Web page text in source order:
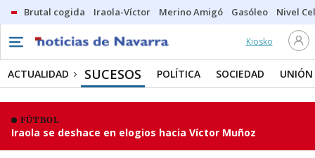
Brutal cogida Iraola-Víctor Merino Amigó Gasóleo Nivel
Kiosko
ACTUALIDAD SUCESOS POLÍTICA SOCIEDAD UNIÓN
FÚTBOL
Iraola se deshace en elogios hacia Víctor Muñoz